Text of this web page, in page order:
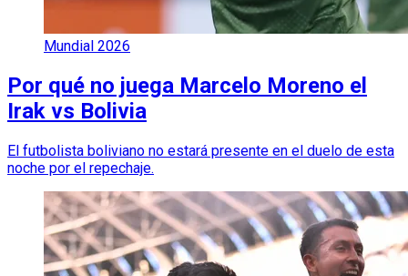
Mundial 2026
Por qué no juega Marcelo Moreno el
Irak vs Bolivia
El futbolista boliviano no estará presente en el duelo de esta
noche por el repechaje.